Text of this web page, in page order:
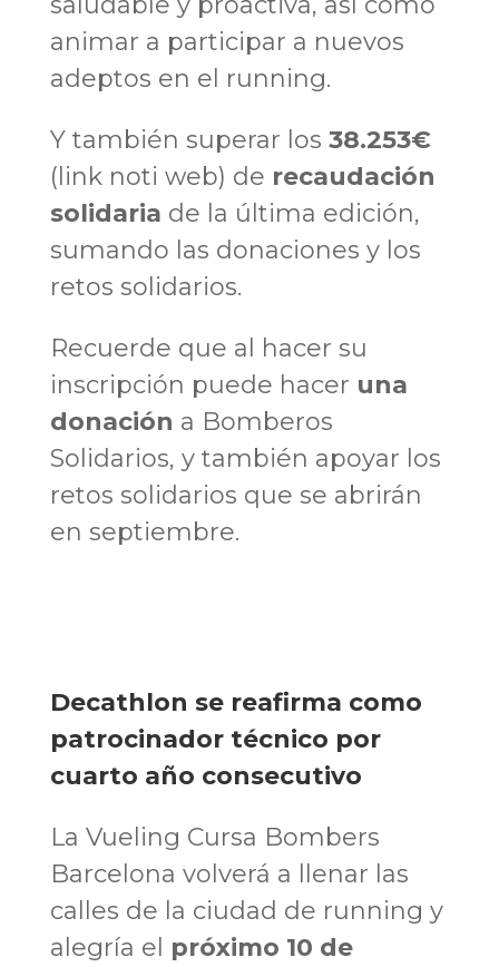
animar a participar a nuevos
adeptos en el running.
Y también superar los 38.253€
(link noti web) de recaudación
solidaria de la última edición,
sumando las donaciones y los
retos solidarios.
Recuerde que al hacer su
inscripción puede hacer una
donación a Bomberos
Solidarios, y también apoyar los
retos solidarios que se abrirán
en septiembre.
Decathlon se reafirma como
patrocinador técnico por
cuarto año consecutivo
La Vueling Cursa Bombers
Barcelona volverá a llenar las
calles de la ciudad de running y
alegría el próximo 10 de